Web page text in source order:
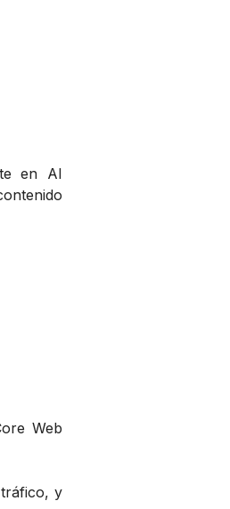
en AI
Web
y